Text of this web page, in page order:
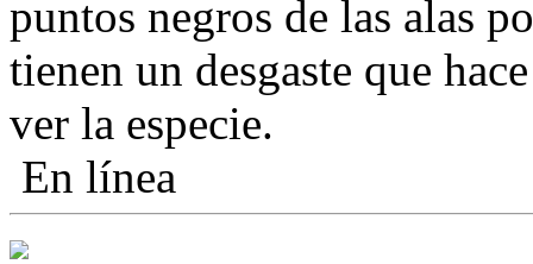
puntos negros de las alas
tienen un desgaste que
ver la especie.
En línea